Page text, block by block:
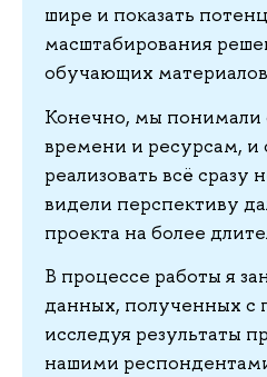
шире и показать
масштабирования
обучающих
Конечно, мы понимали
времени и ресурсам, и
реализовать всё сразу
видели перспективу
проекта на более
В процессе работы я
данных, полученных с
исследуя результаты
нашими